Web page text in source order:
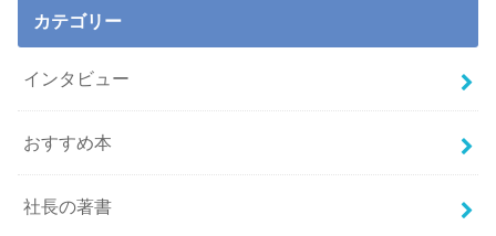
カテゴリー
インタビュー
おすすめ本
社長の著書